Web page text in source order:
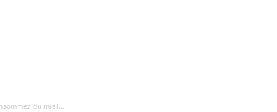
du miel...